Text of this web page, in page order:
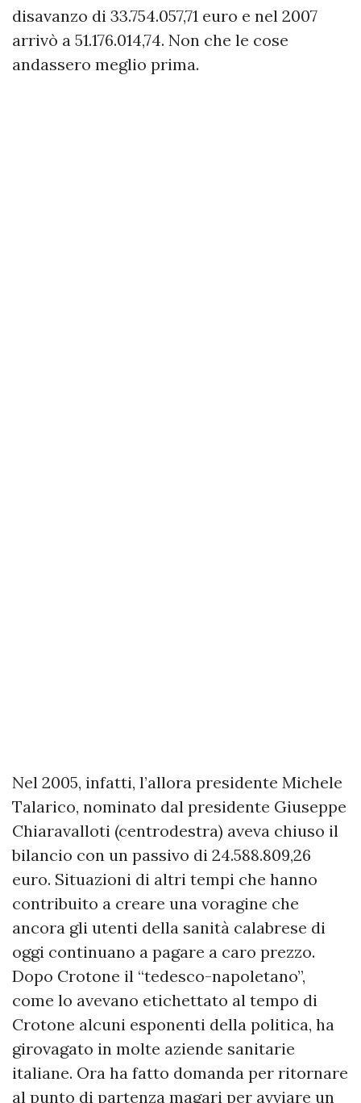
disavanzo di 33.754.057,71 euro e nel 2007
arrivò a 51.176.014,74. Non che le cose
andassero meglio prima.
Nel 2005, infatti, l’allora presidente Michele
Talarico, nominato dal presidente Giuseppe
Chiaravalloti (centrodestra) aveva chiuso il
bilancio con un passivo di 24.588.809,26
euro. Situazioni di altri tempi che hanno
contribuito a creare una voragine che
ancora gli utenti della sanità calabrese di
oggi continuano a pagare a caro prezzo.
Dopo Crotone il “tedesco-napoletano”,
come lo avevano etichettato al tempo di
Crotone alcuni esponenti della politica, ha
girovagato in molte aziende sanitarie
italiane. Ora ha fatto domanda per ritornare
al punto di partenza magari per avviare un